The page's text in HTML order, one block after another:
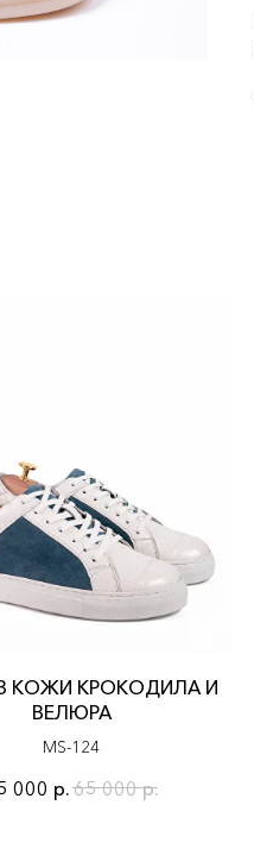
КОЖИ КРОКОДИЛА И
ВЕЛЮРА
МS-124
000 р.65 000 р.